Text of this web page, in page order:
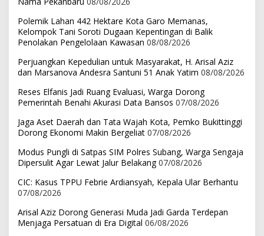
Polemik Lahan 442 Hektare Kota Garo Memanas,
Kelompok Tani Soroti Dugaan Kepentingan di Balik
Penolakan Pengelolaan Kawasan 08/08/2026
Perjuangkan Kepedulian untuk Masyarakat, H. Arisal Aziz
dan Marsanova Andesra Santuni 51 Anak Yatim 08/08/2026
Reses Elfanis Jadi Ruang Evaluasi, Warga Dorong
Pemerintah Benahi Akurasi Data Bansos 07/08/2026
Jaga Aset Daerah dan Tata Wajah Kota, Pemko Bukittinggi
Dorong Ekonomi Makin Bergeliat 07/08/2026
Modus Pungli di Satpas SIM Polres Subang, Warga Sengaja
Dipersulit Agar Lewat Jalur Belakang 07/08/2026
CIC: Kasus TPPU Febrie Ardiansyah, Kepala Ular Berhantu
07/08/2026
Arisal Aziz Dorong Generasi Muda Jadi Garda Terdepan
Menjaga Persatuan di Era Digital 06/08/2026